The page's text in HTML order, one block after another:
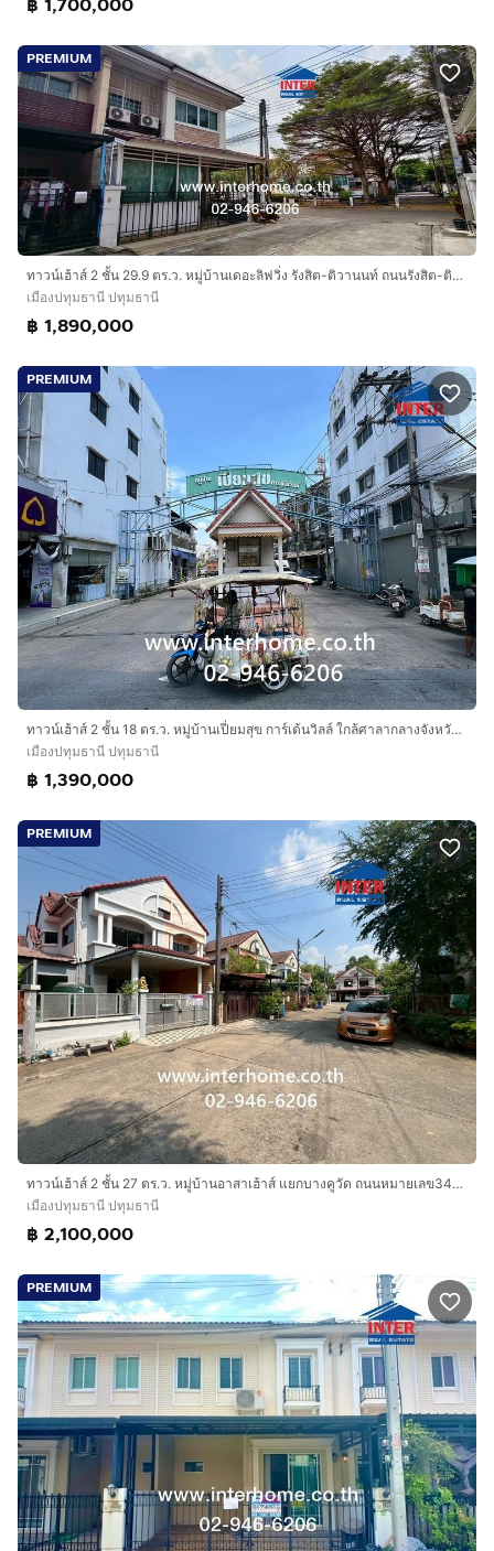
฿ 1,700,000
PREMIUM
ทาวน์เฮ้าส์ 2 ชั้น 29.9 ตร.ว. หมู่บ้านเดอะลิฟวิ่ง รังสิต-ติวานนท์ ถนนรังสิต-ติวานนท์ ถนนรังสิต-ปทุมธานี (346) เมืองปทุมธานี ปทุมธานี
เมืองปทุมธานี ปทุมธานี
฿ 1,890,000
PREMIUM
ทาวน์เฮ้าส์ 2 ชั้น 18 ตร.ว. หมู่บ้านเปี่ยมสุข การ์เด้นวิลล์ ใกล้ศาลากลางจังหวัด ถนนกรุงเทพ-ปทุมธานี ถนนหมายเลข345 เมืองปทุมธานี ปทุมธานี
เมืองปทุมธานี ปทุมธานี
฿ 1,390,000
PREMIUM
ทาวน์เฮ้าส์ 2 ชั้น 27 ตร.ว. หมู่บ้านอาสาเฮ้าส์ แยกบางคูวัด ถนนหมายเลข345 ถนนราชพฤกษ์ เมืองปทุมธานี ปทุมธานี
เมืองปทุมธานี ปทุมธานี
฿ 2,100,000
PREMIUM